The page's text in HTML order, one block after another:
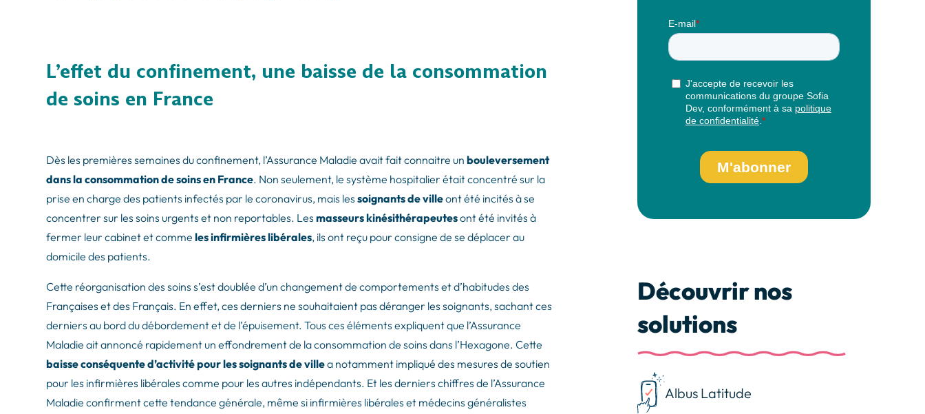
L’effet du confinement, une baisse de la consommation
de soins en France
Dès les premières semaines du confinement, l’Assurance Maladie avait fait connaitre unbouleversement
dans la consommation de soins en France. Non seulement, le système hospitalier était concentré sur la
prise en charge des patients infectés par le coronavirus, mais lessoignants de villeont été incités à se
concentrer sur les soins urgents et non reportables. Lesmasseurs kinésithérapeutesont été invités à
fermer leur cabinet et commeles infirmières libérales, ils ont reçu pour consigne de se déplacer au
domicile des patients.
Cette réorganisation des soins s’est doublée d’un changement de comportements et d’habitudes des
Françaises et des Français. En effet, ces derniers ne souhaitaient pas déranger les soignants, sachant ces
derniers au bord du débordement et de l’épuisement. Tous ces éléments expliquent que l’Assurance
Maladie ait annoncé rapidement un effondrement de la consommation de soins dans l’Hexagone. Cette
baisse conséquente d’activité pour les soignants de villea notamment impliqué des mesures de soutien
pour les infirmières libérales comme pour les autres indépendants. Et les derniers chiffres de l’Assurance
Maladie confirment cette tendance générale, même si infirmières libérales et médecins généralistes
Découvrir nos
solutions
Albus Latitude